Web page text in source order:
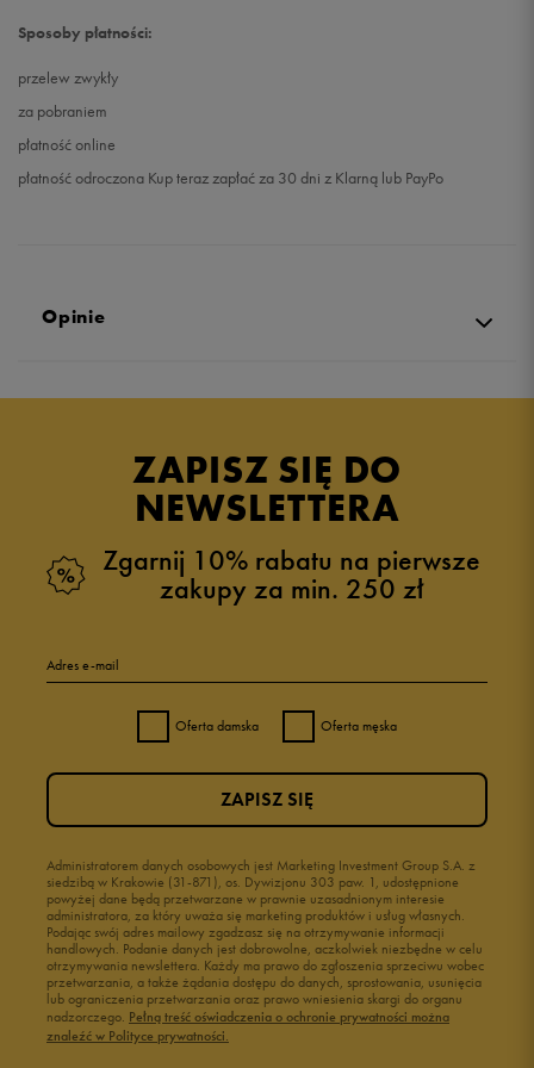
Sposoby płatności:
przelew zwykły
za pobraniem
płatność online
płatność odroczona Kup teraz zapłać za 30 dni z Klarną lub PayPo
Opinie
5.0
zebranych i zweryfikowanych przez
4 0%
1 0%
Jak zbieramy opinie?
ZAPISZ SIĘ DO
NEWSLETTERA
Zgarnij 10% rabatu na pierwsze
zakupy za min. 250 zł
Adres e-mail
Oferta damska Oferta męska
Administratorem danych osobowych jest Marketing Investment Group S.A. z
siedzibą w Krakowie (31-871), os. Dywizjonu 303 paw. 1, udostępnione
powyżej dane będą przetwarzane w prawnie uzasadnionym interesie
administratora, za który uważa się marketing produktów i usług własnych.
Podając swój adres mailowy zgadzasz się na otrzymywanie informacji
handlowych. Podanie danych jest dobrowolne, aczkolwiek niezbędne w celu
otrzymywania newslettera. Każdy ma prawo do zgłoszenia sprzeciwu wobec
przetwarzania, a także żądania dostępu do danych, sprostowania, usunięcia
lub ograniczenia przetwarzania oraz prawo wniesienia skargi do organu
nadzorczego. Pełną treść oświadczenia o ochronie prywatności można
znaleźć w Polityce prywatności.
ZAPISZ SIĘ